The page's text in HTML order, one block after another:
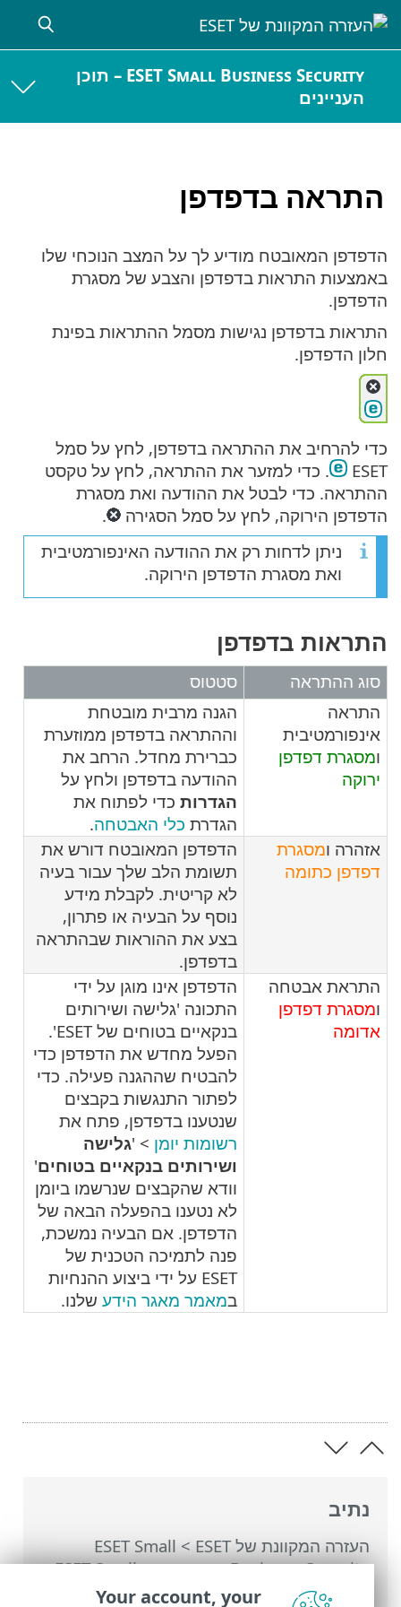
ESET Small Business Security – תוכן
העניינים
התראה בדפדפן
נתיב
העזרה המקוונת של ESET >
ESET Small
Business Security
>
עבודה עם ESET Small
Business Security
> הגדרות> כלי אבטחה
הדפדפן המאובטח מודיע לך על המצב הנוכחי שלו
באמצעות התראות בדפדפן והצבע של מסגרת
הדפדפן.
התראות בדפדפן נגישות מסמל ההתראות בפינת
חלון הדפדפן.
כדי להרחיב את ההתראה בדפדפן, לחץ על סמל
ESET
. כדי למזער את ההתראה, לחץ על טקסט
ההתראה. כדי לבטל את ההודעה ואת מסגרת
הדפדפן הירוקה, לחץ על סמל הסגירה
.
ניתן לדחות רק את ההודעה האינפורמטיבית
ואת מסגרת הדפדפן הירוקה.
התראות בדפדפן
סוג ההתראה
סטטוס
התראה
אינפורמטיבית
ומסגרת דפדפן
ירוקה
הגנה מרבית מובטחת
וההתראה בדפדפן ממוזערת
כברירת מחדל. הרחב את
ההודעה בדפדפן ולחץ על
הגדרות כדי לפתוח את
הגדרת כלי האבטחה.
אזהרה ומסגרת
דפדפן כתומה
הדפדפן המאובטח דורש את
תשומת הלב שלך עבור בעיה
לא קריטית. לקבלת מידע
נוסף על הבעיה או פתרון,
בצע את ההוראות שבהתראה
בדפדפן.
התראת אבטחה
ומסגרת דפדפן
אדומה
הדפדפן אינו מוגן על ידי
התכונה 'גלישה ושירותים
בנקאיים בטוחים של ESET'.
הפעל מחדש את הדפדפן כדי
להבטיח שההגנה פעילה. כדי
לפתור התנגשות בקבצים
שנטענו בדפדפן, פתח את
רשומות יומן > 'גלישה
ושירותים בנקאיים בטוחים'
וודא שהקבצים שנרשמו ביומן
לא נטענו בהפעלה הבאה של
הדפדפן. אם הבעיה נמשכת,
פנה לתמיכה הטכנית של
ESET על ידי ביצוע ההנחיות
במאמר מאגר הידע שלנו.
Your account, your